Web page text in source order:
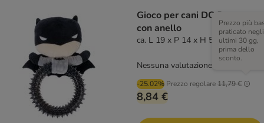
Gioco per cani DC Batman
con anello
ca. L 19 x P 14 x H 5 cm
-25.02% Prezzo regolare11,79 €
Prezzo più
praticato negli
ultimi 30 gg,
prima dello
sconto.
8,84 €
Nessuna valutazione